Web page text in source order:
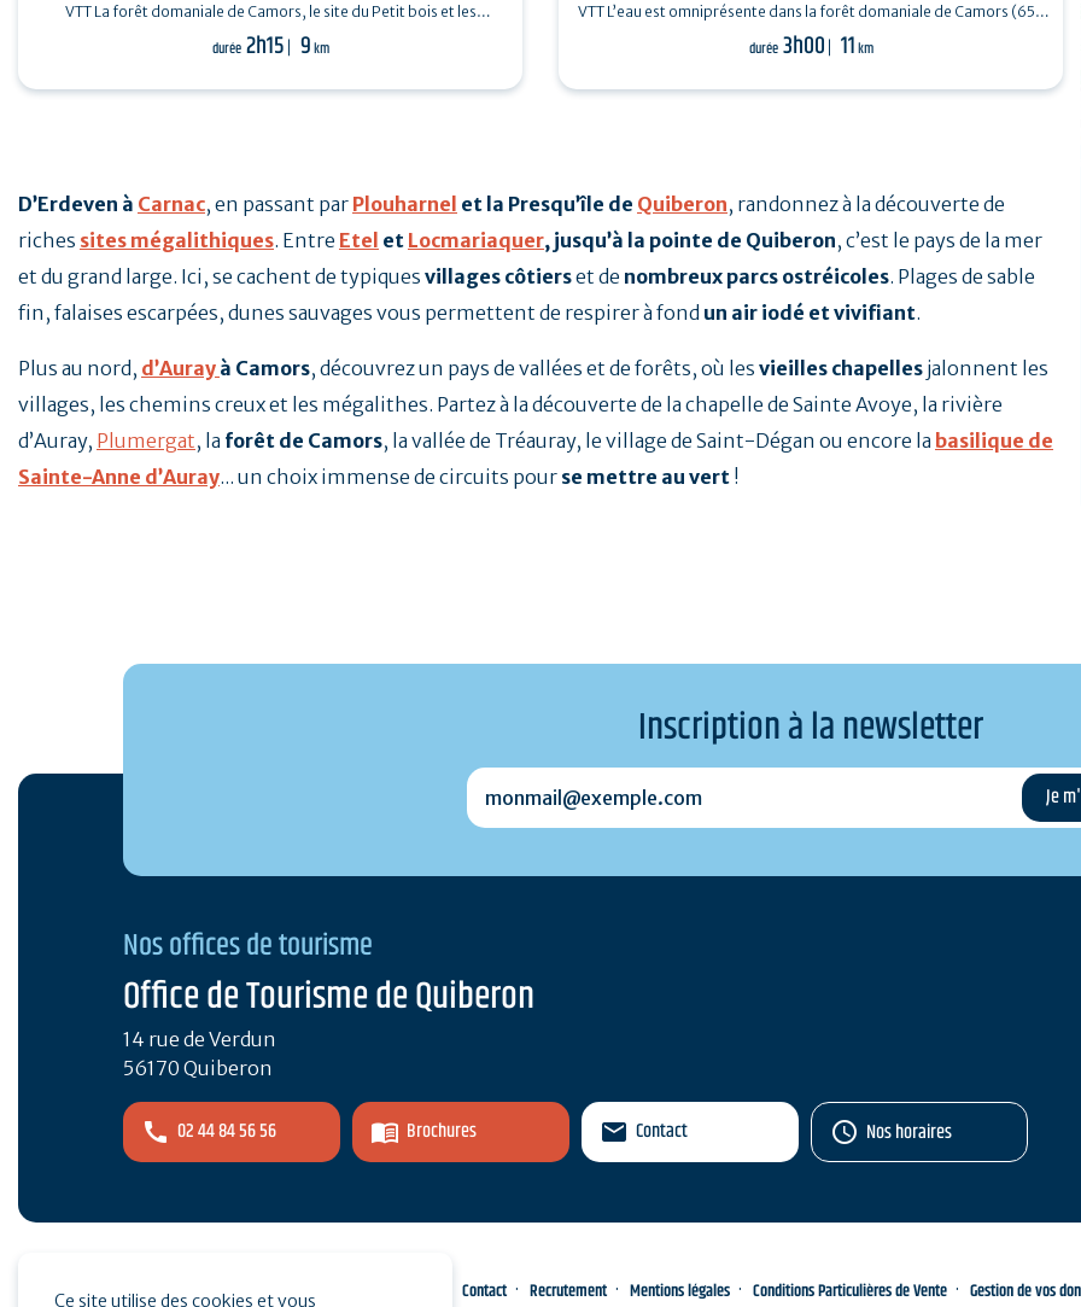
VTT La forêt domaniale de Camors, le site du Petit bois et les
mégalithes…
durée 2h15 9km
VTT L’eau est omniprésente dans la forêt domaniale de Camors (650
ha) :…
durée 3h00 11km
D’Erdeven à Carnac, en passant par Plouharnel et la Presqu’île de Quiberon, randonnez à la découverte de
riches sites mégalithiques. Entre Etel et Locmariaquer, jusqu’à la pointe de Quiberon, c’est le pays de la mer
et du grand large. Ici, se cachent de typiques villages côtierset de nombreux parcs ostréicoles. Plages de sable
fin, falaises escarpées, dunes sauvages vous permettent de respirer à fond un air iodé et vivifiant.
Plus au nord, d’Auray à Camors, découvrez un pays de vallées et de forêts, où les vieilles chapelles jalonnent les
villages, les chemins creux et les mégalithes. Partez à la découverte de la chapelle de Sainte Avoye, la rivière
d’Auray, Plumergat, la forêt de Camors, la vallée de Tréauray, le village de Saint-Dégan ou encore la basilique de
Sainte-Anne d’Auray... un choix immense de circuits pour se mettre au vert !
Inscription à la newsletter
monmail@exemple.com
Nos offices de tourisme
Office de Tourisme de Quiberon
14 rue de Verdun
56170 Quiberon
02 44 84 56 56 Brochures Contact Nos horaires
Espace pro Contact Recrutement Mentions légales Conditions Particulières de Vente Gestion de vos
Ce site utilise des cookies et vous